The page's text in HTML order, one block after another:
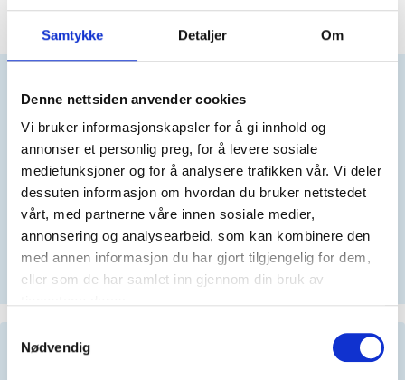
Samtykke Detaljer Om
Denne nettsiden anvender cookies
Vi bruker informasjonskapsler for å gi innhold og
annonser et personlig preg, for å levere sosiale
mediefunksjoner og for å analysere trafikken vår. Vi deler
dessuten informasjon om hvordan du bruker nettstedet
vårt, med partnerne våre innen sosiale medier,
annonsering og analysearbeid, som kan kombinere den
med annen informasjon du har gjort tilgjengelig for dem,
eller som de har samlet inn gjennom din bruk av
Nødvendig
ADD TO CART
Does this product fit your vehicle?
N
No registration number?
SELECT CAR MANUALLY
Important information when searching for spare
parts by reg. number and service recommendations.